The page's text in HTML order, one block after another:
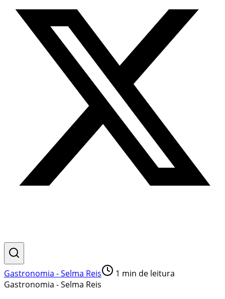
Gastronomia - Selma Reis 1 min de leitura
Gastronomia - Selma Reis